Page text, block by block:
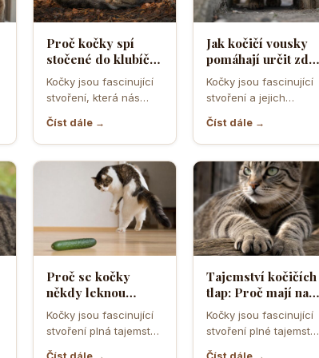
Proč kočky spí
stočené do klubíčka
a jak si tím chrání
tělesné teplo a
orgány
Kočky jsou fascinující
stvoření, která nás
svým chováním a
postoji. Jedno z…
Číst dále →
Jak kočičí vousky
pomáhají určit zda
se kočka vejde do
úzkého otvoru
Kočky jsou fascinující
stvoření a jejich
proklouznout i těmi
nejužšími otvory je
často…
Číst dále →
Proč se kočky
někdy leknou
obyčejné okurky a
jak funguje jejich
obranný reflex
Kočky jsou fascinující
stvoření plná tajemství
a nečekaných reakcí.
Tajemství kočičích
tlap: Proč mají na
předních nohách
pět prstů a na
zadních jen čtyři
Kočky jsou fascinující
stvoření plné tajemství,
a jejich tlapky nejsou